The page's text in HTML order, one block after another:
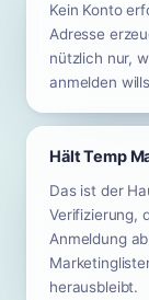
Kein Konto
Adresse
nützlich nur,
anmelden
Hält Temp
Das ist der
Verifizierung,
Anmeldung
herausbleibt.